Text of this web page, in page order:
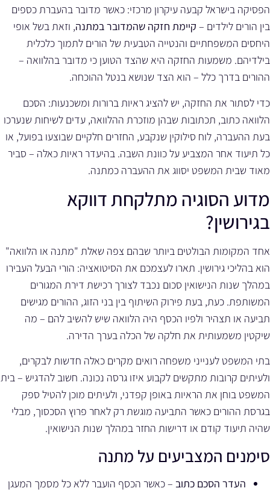
הפסיקה בישראל קבעה עיקרון מרכזי: כאשר מדובר בהעברת כספים
בין הורים לילדים – קיימת חזקה שהמדובר במתנה, וזאת בשל אופי
היחסים המשפחתיים והנטייה הטבעית של הורים לתמוך כלכלית
בילדיהם. משמעות החזקה היא שהצד הטוען כי מדובר בהלוואה –
ההורים בדרך כלל – הוא הצד שנושא בנטל ההוכחה.
כדי לסתור את החזקה, יש להציג ראיות ברורות ומשכנעות: הסכם
הלוואה כתוב, תכתובות שבהן מוזכרת ההלוואה, עדים לשיחות שנערכו
בעת ההעברה, לוח סילוקין שנקבע, החזרים חלקיים שבוצעו בפועל, או
כל תיעוד אחר המצביע על כוונת השבה. בהיעדר ראיות כאלה – סביר
מאוד שבית המשפט יסווג את ההעברה כמתנה.
מדוע הסוגיה מתלקחת דווקא
בגירושין?
אחד המקומות הבולטים ביותר שבהם צפה שאלת "מתנה או הלוואה"
הוא בהליכי גירושין. תארו לעצמכם את הסיטואציה: הורי הבעל העבירו
במהלך שנות הנישואין סכום נכבד לצורך רכישת דירת המגורים
המשותפת. כעת, בעת פירוק השיתוף בין בני הזוג, ההורים מגישים
תביעה או תצהיר ולפיו הכסף היה הלוואה שיש להשיב להם – מה
שיקטין משמעותית את חלקה של הכלה בערך הדירה.
בתי המשפט לענייני משפחה רואים מקרים כאלה חדשות לבקרים,
ולעיתים קרובות מתקשים לקבוע איזו גרסה נכונה. חשוב להדגיש – בית
המשפט בוחן את הראיות באופן קפדני, ולעיתים מוכן להטיל ספק
בגרסת ההורים כאשר התביעה מוגשת רק לאחר פרוץ הסכסוך, מבלי
שהיה תיעוד קודם או דרישות החזר במהלך שנות הנישואין.
סימנים המצביעים על מתנה
העדר הסכם כתוב – כאשר הכסף הועבר ללא כל מסמך המעגן